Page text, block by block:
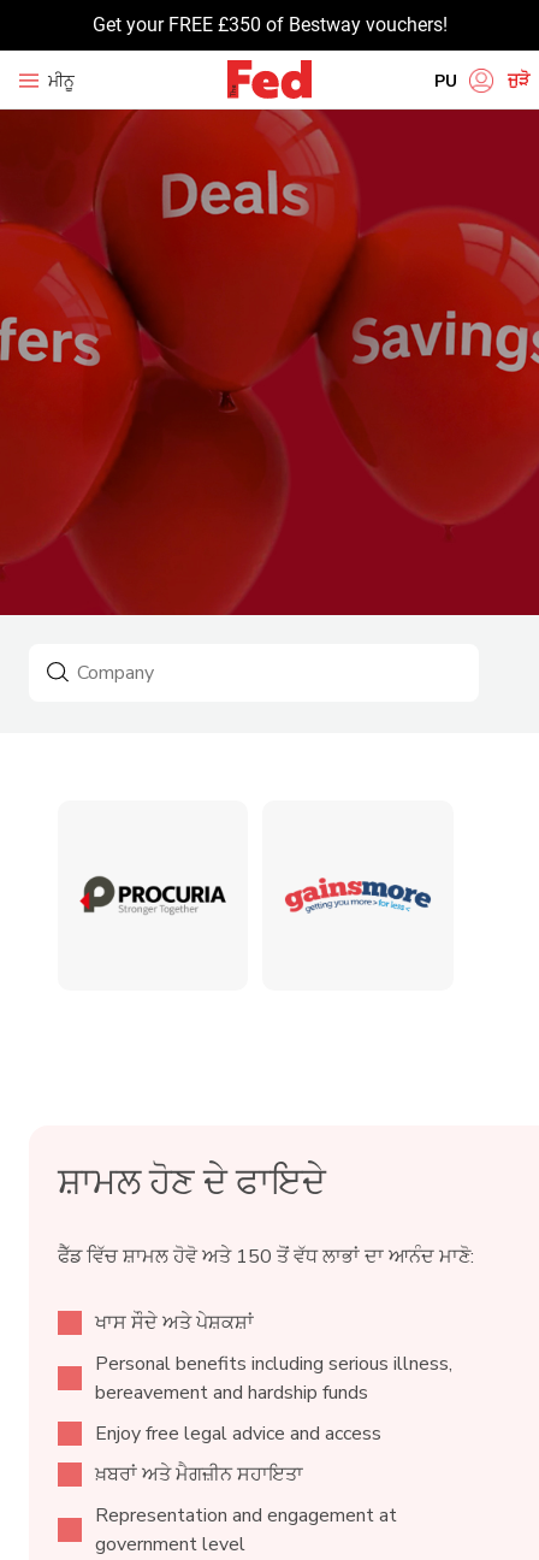
Get your FREE £350 of Bestway vouchers!
ਮੀਨੂ PU
UR
TA
ਜੁੜੋ
ਸ਼ਾਮਲ ਹੋਣ ਦੇ ਫਾਇਦੇ
ਫੈੱਡ ਵਿੱਚ ਸ਼ਾਮਲ ਹੋਵੋ ਅਤੇ 150 ਤੋਂ ਵੱਧ ਲਾਭਾਂ ਦਾ ਆਨੰਦ ਮਾਣੋ:
ਖਾਸ ਸੌਦੇ ਅਤੇ ਪੇਸ਼ਕਸ਼ਾਂ
Personal benefits including serious illness,
bereavement and hardship funds
Enjoy free legal advice and access
ਖ਼ਬਰਾਂ ਅਤੇ ਮੈਗਜ਼ੀਨ ਸਹਾਇਤਾ
Representation and engagement at
government level